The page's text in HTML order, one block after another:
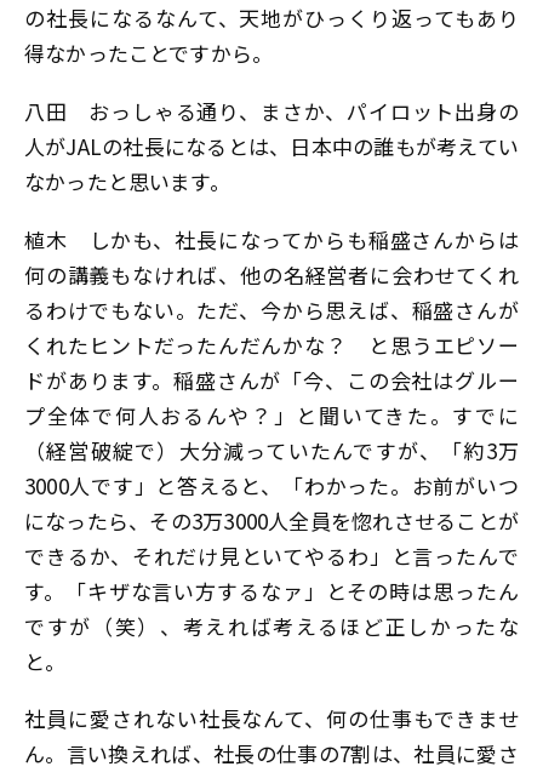
の社長になるなんて、天地がひっくり返ってもあり
得なかったことですから。
八田 おっしゃる通り、まさか、パイロット出身の
人がJALの社長になるとは、日本中の誰もが考えてい
なかったと思います。
植木 しかも、社長になってからも稲盛さんからは
何の講義もなければ、他の名経営者に会わせてくれ
るわけでもない。ただ、今から思えば、稲盛さんが
くれたヒントだったんだんかな？ と思うエピソー
ドがあります。稲盛さんが「今、この会社はグルー
プ全体で何人おるんや？」と聞いてきた。すでに
（経営破綻で）大分減っていたんですが、「約3万
3000人です」と答えると、「わかった。お前がいつ
になったら、その3万3000人全員を惚れさせることが
できるか、それだけ見といてやるわ」と言ったんで
す。「キザな言い方するなァ」とその時は思ったん
ですが（笑）、考えれば考えるほど正しかったな
と。
社員に愛されない社長なんて、何の仕事もできませ
ん。言い換えれば、社長の仕事の7割は、社員に愛さ